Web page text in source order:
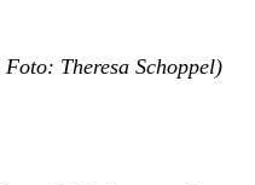
Theresa Schoppel)